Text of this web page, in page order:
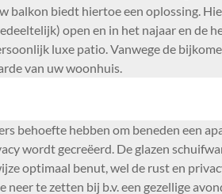
balkon biedt hiertoe een oplossing.
open en in het najaar en
luxe patio. Vanwege de
van uw woonhuis.
behoefte hebben om beneden een
wordt gecreëerd. De glazen
optimaal benut, wel de rust en
te zetten bij b.v. een gezellige